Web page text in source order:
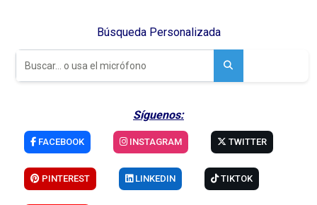
Búsqueda Personalizada
Síguenos:
FACEBOOK INSTAGRAM TWITTER
PINTEREST LINKEDIN TIKTOK